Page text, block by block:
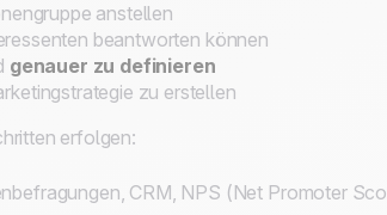
anstellen
beantworten können
genauer zu definieren
zu erstellen
erfolgen:
CRM, NPS (Net Promoter